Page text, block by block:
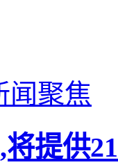
闻聚焦
将提供